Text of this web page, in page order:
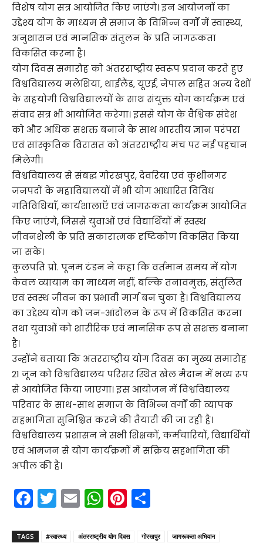
विशेष योग सत्र आयोजित किए जाएंगे। इन आयोजनों का
उद्देश्य योग के माध्यम से समाज के विभिन्न वर्गों में स्वास्थ्य,
अनुशासन एवं मानसिक संतुलन के प्रति जागरूकता
विकसित करना है।
योग दिवस समारोह को अंतरराष्ट्रीय स्वरूप प्रदान करते हुए
विश्वविद्यालय मलेशिया, थाईलैंड, यूएई, नेपाल सहित अन्य देशों
के सहयोगी विश्वविद्यालयों के साथ संयुक्त योग कार्यक्रम एवं
संवाद सत्र भी आयोजित करेगा। इससे योग के वैश्विक संदेश
को और अधिक सशक्त बनाने के साथ भारतीय ज्ञान परंपरा
एवं सांस्कृतिक विरासत को अंतरराष्ट्रीय मंच पर नई पहचान
मिलेगी।
विश्वविद्यालय से संबद्ध गोरखपुर, देवरिया एवं कुशीनगर
जनपदों के महाविद्यालयों में भी योग आधारित विविध
गतिविधियाँ, कार्यशालाएँ एवं जागरूकता कार्यक्रम आयोजित
किए जाएंगे, जिससे युवाओं एवं विद्यार्थियों में स्वस्थ
जीवनशैली के प्रति सकारात्मक दृष्टिकोण विकसित किया
जा सके।
कुलपति प्रो. पूनम टंडन ने कहा कि वर्तमान समय में योग
केवल व्यायाम का माध्यम नहीं, बल्कि तनावमुक्त, संतुलित
एवं स्वस्थ जीवन का प्रभावी मार्ग बन चुका है। विश्वविद्यालय
का उद्देश्य योग को जन-आंदोलन के रूप में विकसित करना
तथा युवाओं को शारीरिक एवं मानसिक रूप से सशक्त बनाना
है।
उन्होंने बताया कि अंतरराष्ट्रीय योग दिवस का मुख्य समारोह
21 जून को विश्वविद्यालय परिसर स्थित खेल मैदान में भव्य रूप
से आयोजित किया जाएगा। इस आयोजन में विश्वविद्यालय
परिवार के साथ-साथ समाज के विभिन्न वर्गों की व्यापक
सहभागिता सुनिश्चित करने की तैयारी की जा रही है।
विश्वविद्यालय प्रशासन ने सभी शिक्षकों, कर्मचारियों, विद्यार्थियों
एवं आमजन से योग कार्यक्रमों में सक्रिय सहभागिता की
अपील की है।
F
a
c
T
w
itt
E
m
ai
W
h
a
Pi
nt
er ar
TAGS #स्वास्थ्य अंतरराष्ट्रीय योग दिवस गोरखपुर
जागरूकता अभियान